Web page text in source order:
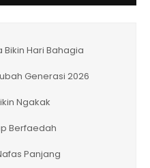
Hari Bahagia
Generasi 2026
Ngakak
Berfaedah
Panjang